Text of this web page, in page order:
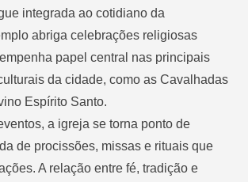
integrada ao cotidiano da
abriga celebrações religiosas
papel central nas principais
da cidade, como as Cavalhadas
Espírito Santo.
a igreja se torna ponto de
de procissões, missas e rituais que
A relação entre fé, tradição e